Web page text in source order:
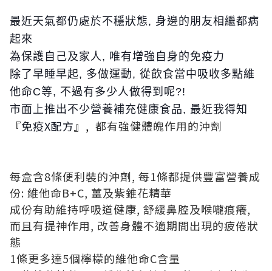
最近天氣都仍處於不穩狀態, 身邊的朋友相繼都病
起來
為保護自己及家人, 唯有增強自身的免疫力
除了早睡早起, 多做運動, 從飲食當中吸收多點維
他命C等, 不過有多少人做得到呢?!
市面上推出不少營養補充健康食品, 最近我得知
『免疫X配方 』, 都有強健體魄作用的沖劑
每盒含8條便利裝的沖劑, 每1條都提供豐富營養成
份: 維他命B+C, 薑及紫錐花精華
成份有助維持呼吸道健康, 舒緩鼻腔及喉嚨痕癢,
而且有提神作用, 改善身體不適期間出現的疲倦狀
態
1條更多達5個檸檬的維他命C含量